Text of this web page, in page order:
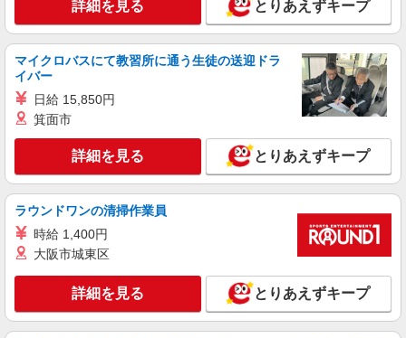
人気機種に詳しくなれる携帯販売
【softbank】
時給1600円〜 ※別途インセンティブ、職能評
価制度あり ※残業代支給 ★交通費別途支給（規定
+゜
詳細を見る
株式会社シエロ
スマホ携帯販売【ワイモバイル】
時給1600円〜 ※別途インセンティブ、職能評
価制度あり ※残業代支給 ★交通費別途支給（規定
社祝い金10万円支給(規定有) お友達を紹介頂くと,
インセンティブ支給(規定有) ★月2回払い・週払い
可能（規程有）★ ゜・。○。・゜+゜・。○。・゜
+゜
キープ 詳細を見る
詳細を見る とりあえずキープ
マイクロバスにて教習所に通う生徒の送迎ドラ
イバー
日給 15,850円
箕面市
詳細を見る とりあえずキープ
ラウンドワンの清掃作業員
時給 1,400円
大阪市城東区
詳細を見る とりあえずキープ